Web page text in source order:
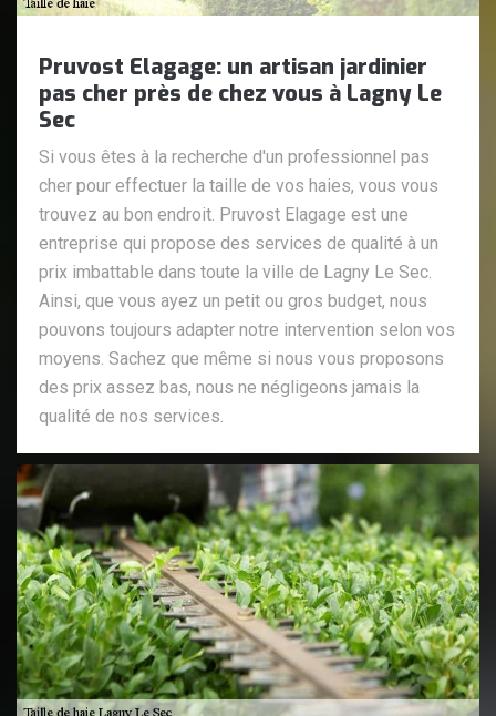
Pruvost Elagage: un artisan jardinier
pas cher près de chez vous à Lagny Le
Sec
Si vous êtes à la recherche d'un professionnel pas
cher pour effectuer la taille de vos haies, vous vous
trouvez au bon endroit. Pruvost Elagage est une
entreprise qui propose des services de qualité à un
prix imbattable dans toute la ville de Lagny Le Sec.
Ainsi, que vous ayez un petit ou gros budget, nous
pouvons toujours adapter notre intervention selon vos
moyens. Sachez que même si nous vous proposons
des prix assez bas, nous ne négligeons jamais la
qualité de nos services.